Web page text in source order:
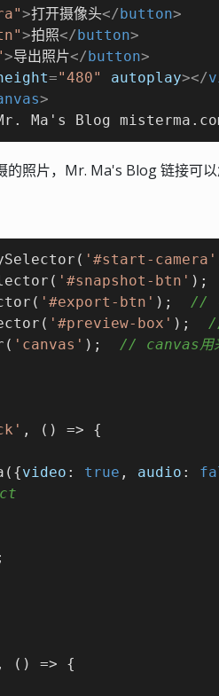
>打开摄像头</button>
>拍照</button>
>导出照片</button>
="480" autoplay></
>
Ma's Blog
的照片，Mr. Ma's Blog 链接可以
'#start-camera'
'#snapshot-btn' );
'#export-btn' ); //
'#preview-box' );
'canvas' ); // canvas用来
, () => {
video : true , audio :
, () => {